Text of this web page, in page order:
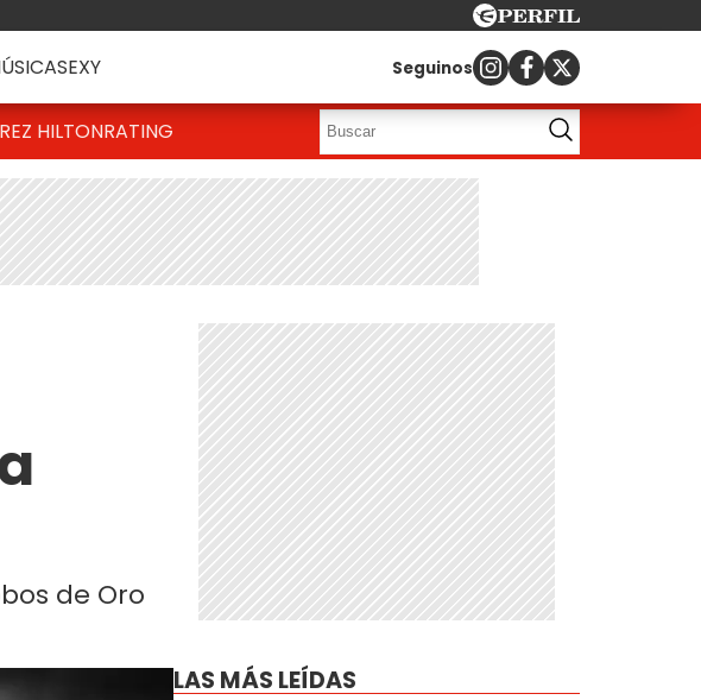
SEXY Seguinos
HILTONRATING
de Oro
LAS MÁS LEÍDAS